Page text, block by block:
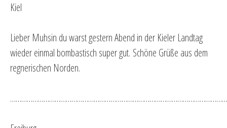
Kiel
Lieber Muhsin du warst gestern Abend in der Kieler Landtag
wieder einmal bombastisch super gut. Schöne Grüße aus dem
regnerischen Norden.